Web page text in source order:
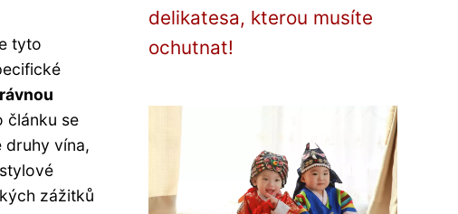
tyto
článku se
druhy vína,
zážitků
delikatesa, kterou musíte
ochutnat!